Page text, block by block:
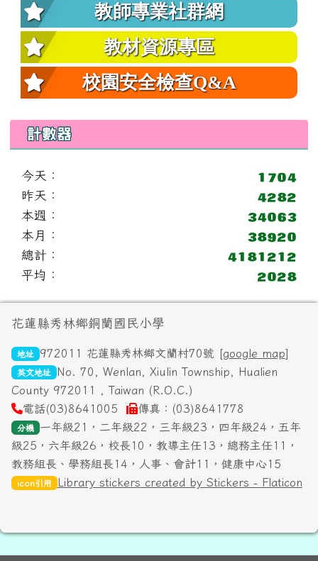
教師專業社群網
教材資源專區
校園安全檢查Q&A
計數器
今天：
昨天：
本週：
本月：
總計：
平均：
頁尾區域內容
花蓮縣秀林鄉銅蘭國民小學
地址 972011 花蓮縣秀林鄉文蘭村70號 [google map]
英文地址
No. 70, Wenlan, Xiulin Township, Hualien
County 972011 , Taiwan (R.O.C.)
電話(03)8641005
傳真：(03)8641778
分機
一年級21，二年級22，三年級23，四年級24，五年
級25，六年級26，校長10，教導主任13，總務主任11，
教務組長、學務組長14，人事、會計11，健康中心15
icon引用 Library stickers created by Stickers - Flaticon